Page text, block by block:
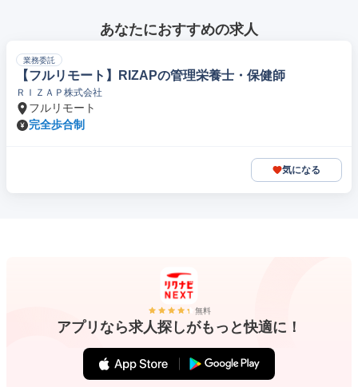
あなたにおすすめの求人
業務委託
【フルリモート】RIZAPの管理栄養士・保健師
ＲＩＺＡＰ株式会社
フルリモート
完全歩合制
気になる
無料
アプリなら求人探しがもっと快適に！